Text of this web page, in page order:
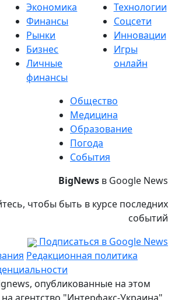
Экономика
Финансы
Рынки
Бизнес
Личные
финансы
Технологии
Соцсети
Инновации
Игры
онлайн
Общество
Медицина
Образование
Погода
События
BigNews в Google News
чтобы быть в курсе последних
событий
Подписаться в Google News
Редакционная политика
опубликованные на этом